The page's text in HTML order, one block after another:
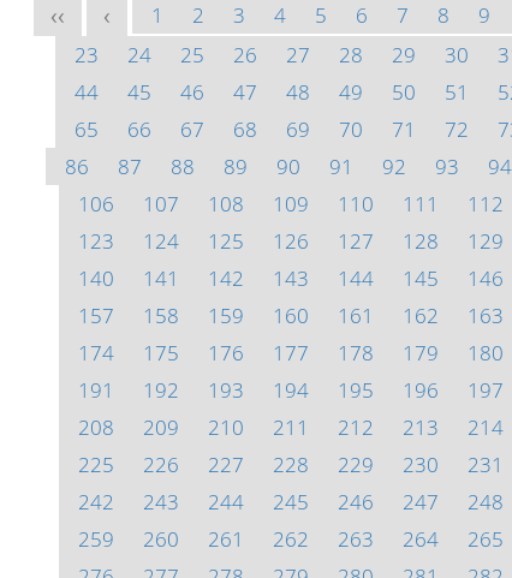
<< < 1 2 3 4 5 6 7 8 9
23
24 25 26 27 28 29 30
44
45 46 47 48 49 50 51
65
66 67 68 69 70 71 72
86
87 88 89 90 91 92 93 94
106
107 108 109 110 111 112
123
124 125 126 127 128 129
140
141 142 143 144 145 146
157
158 159 160 161 162 163
174
175 176 177 178 179 180
191
192 193 194 195 196 197
208
209 210 211 212 213 214
225
226 227 228 229 230 231
242
243 244 245 246 247 248
259
260 261 262 263 264 265